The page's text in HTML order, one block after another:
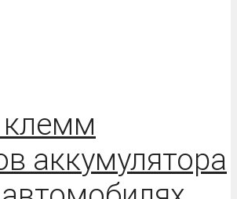
аккумулятора